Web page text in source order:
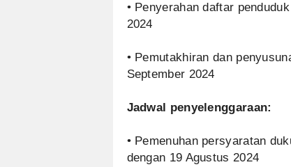
• Penyerahan daftar
2024
• Pemutakhiran dan
September 2024
Jadwal penyelenggaraan:
• Pemenuhan persyaratan
dengan 19 Agustus 2024